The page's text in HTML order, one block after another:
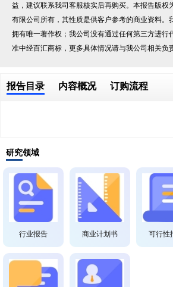
益，建议联系我司客服核实后再购买。本报告版权
有限公司所有，其性质是供客户参考的商业资料。
拥有唯一著作权；我公司没有通过任何第三方进行
准中经百汇商标，更多具体情况请与我公司相关负
报告目录 内容概况 订购流程
研究领域
行业报告 商业计划书 可行性